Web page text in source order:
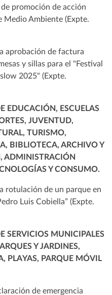
promoción de acción
Medio Ambiente (Expte.
aprobación de factura
y sillas para el "Festival
2025" (Expte.
EDUCACIÓN, ESCUELAS
JUVENTUD,
TURISMO,
BIBLIOTECA, ARCHIVO Y
ADMINISTRACIÓN
Y CONSUMO.
rotulación de un parque en
Luis Cobiella” (Expte.
SERVICIOS MUNICIPALES
Y JARDINES,
PLAYAS, PARQUE MÓVIL
de emergencia